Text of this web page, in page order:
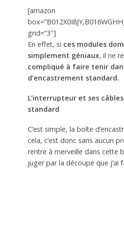
[amazon
grid=”3″]
En effet, si ces modules
simplement géniaux, il ne
compliqué à faire tenir
d’encastrement standard.
L’interrupteur et ses
standard
C’est simple, la boîte
cela, c’est donc sans aucun
rentre à merveille dans cette
juger par la découpe que j’ai